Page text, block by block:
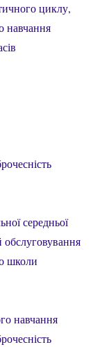
циклу,
навчання
середньої
обслуговування
школи
навчання